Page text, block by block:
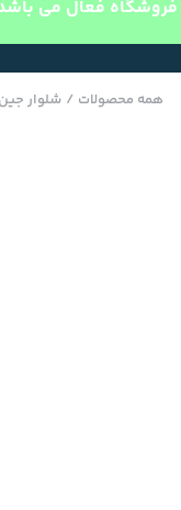
فروشگاه فعال می
همه محصولات / شلوار جین